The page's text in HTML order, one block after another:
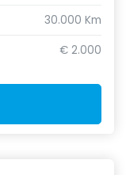
30.000 Km
€ 2.000